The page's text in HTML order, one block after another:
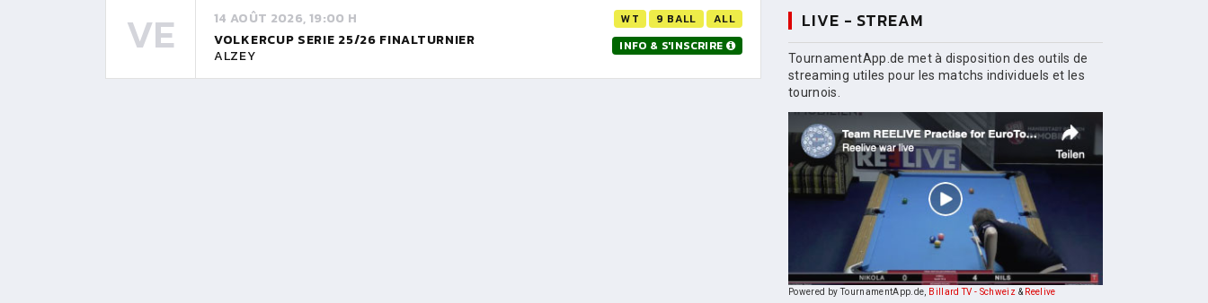
VE 14 AOÛT 2026, 19:00 H WT 9 BALL ALL
VOLKERCUP SERIE 25/26 FINALTURNIER
ALZEY
INFO & S'INSCRIRE
LIVE - STREAM
TournamentApp.de met à disposition des outils de
streaming utiles pour les matchs individuels et les
tournois.
Powered by TournamentApp.de, Billard TV - Schweiz & Reelive